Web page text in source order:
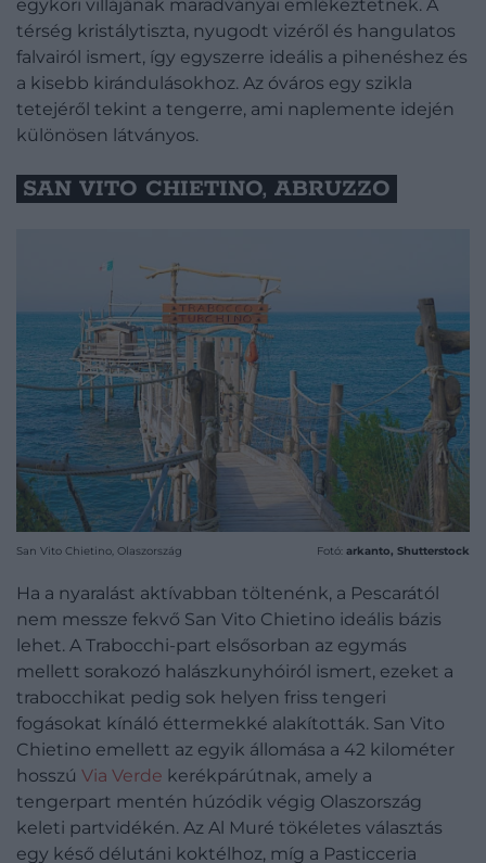
egykori villájának maradványai emlékeztetnek. A
térség kristálytiszta, nyugodt vizéről és hangulatos
falvairól ismert, így egyszerre ideális a pihenéshez és
a kisebb kirándulásokhoz. Az óváros egy szikla
tetejéről tekint a tengerre, ami naplemente idején
különösen látványos.
SAN VITO CHIETINO, ABRUZZO
San Vito Chietino, Olaszország Fotó: arkanto, Shutterstock
Ha a nyaralást aktívabban töltenénk, a Pescarától
nem messze fekvő San Vito Chietino ideális bázis
lehet. A Trabocchi-part elsősorban az egymás
mellett sorakozó halászkunyhóiról ismert, ezeket a
trabocchikat pedig sok helyen friss tengeri
fogásokat kínáló éttermekké alakították. San Vito
Chietino emellett az egyik állomása a 42 kilométer
hosszú Via Verde kerékpárútnak, amely a
tengerpart mentén húzódik végig Olaszország
keleti partvidékén. Az Al Muré tökéletes választás
egy késő délutáni koktélhoz, míg a Pasticceria